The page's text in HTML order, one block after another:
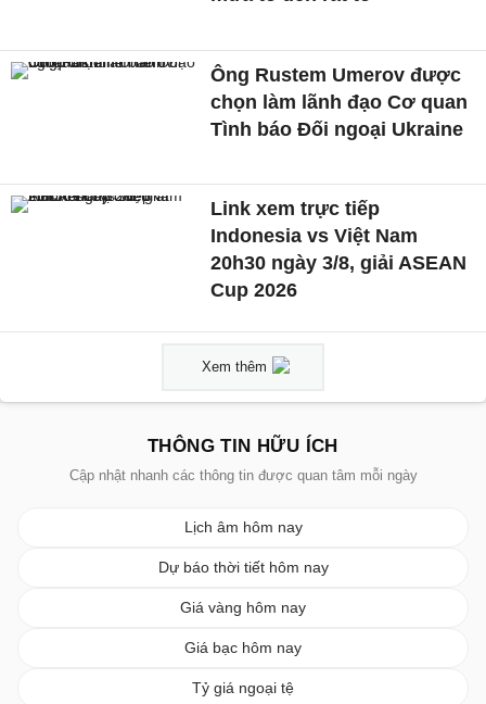
Ông Rustem Umerov được
chọn làm lãnh đạo Cơ quan
Tình báo Đối ngoại Ukraine
Link xem trực tiếp
Indonesia vs Việt Nam
20h30 ngày 3/8, giải ASEAN
Cup 2026
Xem thêm
THÔNG TIN HỮU ÍCH
Cập nhật nhanh các thông tin được quan tâm mỗi ngày
Lịch âm hôm nay
Dự báo thời tiết hôm nay
Giá vàng hôm nay
Giá bạc hôm nay
Tỷ giá ngoại tệ